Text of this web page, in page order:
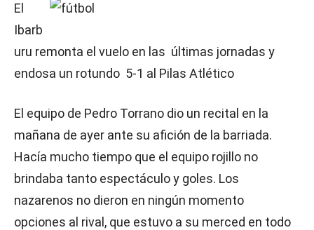
El
Ibarb
uru remonta el vuelo en las últimas jornadas y
endosa un rotundo 5-1 al Pilas Atlético
El equipo de Pedro Torrano dio un recital en la
mañana de ayer ante su afición de la barriada.
Hacía mucho tiempo que el equipo rojillo no
brindaba tanto espectáculo y goles. Los
nazarenos no dieron en ningún momento
opciones al rival, que estuvo a su merced en todo